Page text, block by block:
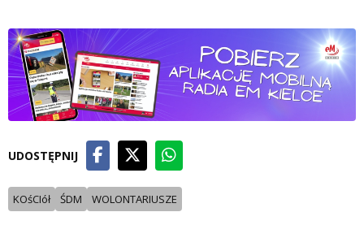
UDOSTĘPNIJ
KOśCIół ŚDM WOLONTARIUSZE